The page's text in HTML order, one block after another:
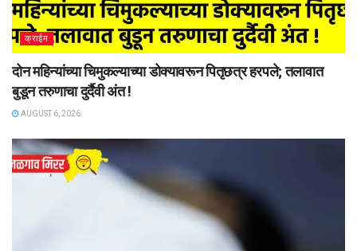
क्राईम
दोन महिन्यांच्या चिमुकल्याच्या डोक्यावरून पितृछत्र हरपले; तलावात
बुडून तरुणाचा दुर्दैवी अंत !
AUGUST 6, 2026